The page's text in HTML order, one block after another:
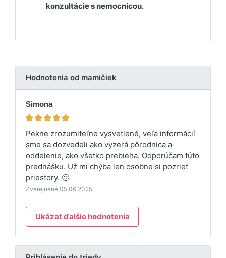
konzultácie s nemocnicou.
Hodnotenia od mamičiek
Simona
Pekne zrozumiteľne vysvetlené, veľa informácií
sme sa dozvedeli ako vyzerá pôrodnica a
oddelenie, ako všetko prebieha. Odporúčam túto
prednášku. Už mi chýba len osobne si pozrieť
priestory. 🙂
Zverejnené 05.06.2025
Ukázat ďalšie hodnotenia